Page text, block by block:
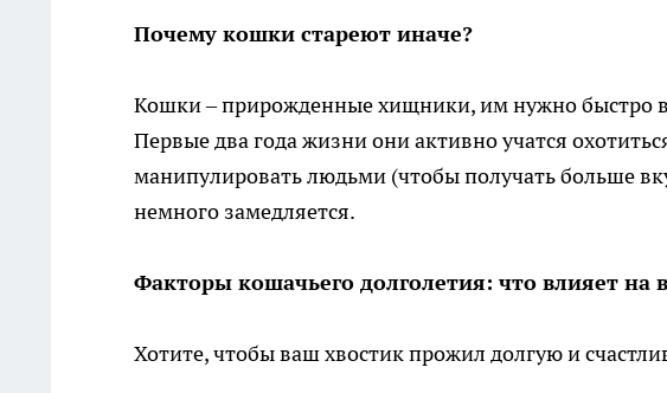
Почему кошки стареют иначе?
Кошки – прирожденные хищники, им нужно быстро
Первые два года жизни они активно учатся
манипулировать людьми (чтобы получать больше
немного замедляется.
Факторы кошачьего долголетия: что влияет на
Хотите, чтобы ваш хвостик прожил долгую и